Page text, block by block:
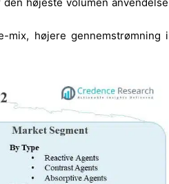
mix, højere gennemstrømning i